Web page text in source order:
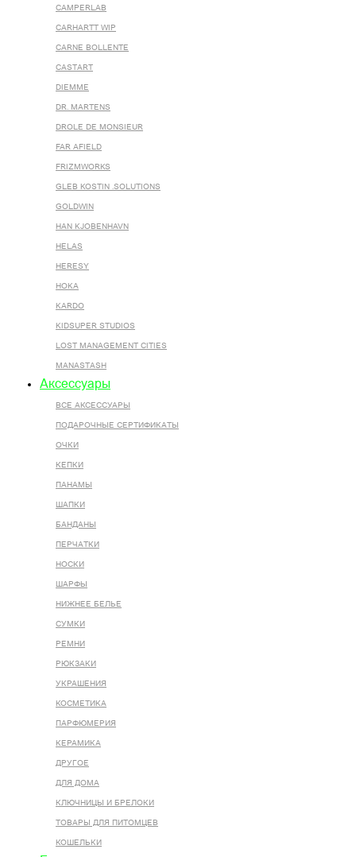
CAMPERLAB
CARHARTT WIP
CARNE BOLLENTE
CASTART
DIEMME
DR. MARTENS
DROLE DE MONSIEUR
FAR AFIELD
FRIZMWORKS
GLEB KOSTIN .SOLUTIONS
GOLDWIN
HAN KJOBENHAVN
HELAS
HERESY
HOKA
KARDO
KIDSUPER STUDIOS
LOST MANAGEMENT CITIES
MANASTASH
Аксессуары
ВСЕ AКСЕССУАРЫ
ПОДАРОЧНЫЕ СЕРТИФИКАТЫ
ОЧКИ
КЕПКИ
ПАНАМЫ
ШАПКИ
БАНДАНЫ
ПЕРЧАТКИ
НОСКИ
ШАРФЫ
НИЖНЕЕ БЕЛЬЕ
СУМКИ
РЕМНИ
РЮКЗАКИ
УКРАШЕНИЯ
КОСМЕТИКА
ПАРФЮМЕРИЯ
КЕРАМИКА
ДРУГОЕ
ДЛЯ ДОМА
КЛЮЧНИЦЫ И БРЕЛОКИ
ТОВАРЫ ДЛЯ ПИТОМЦЕВ
КОШЕЛЬКИ